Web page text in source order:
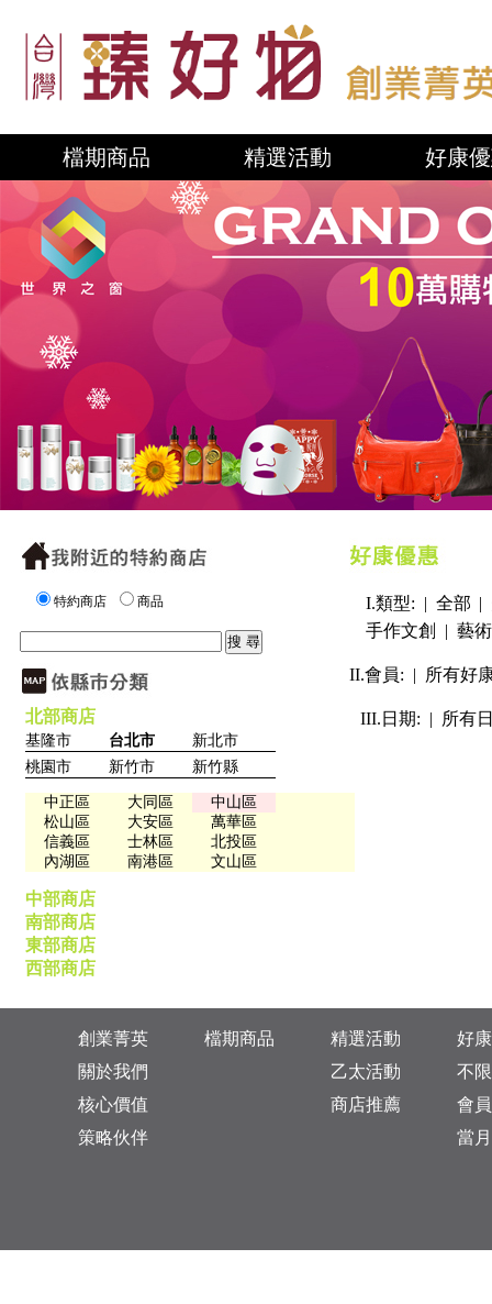
檔期商品 精選活動 好康
特約商店 商品
北部商店
基隆市 台北市
新北市
桃園市
新竹市 新竹縣
中正區 大同區
中山區
松山區
大安區
萬華區
信義區
士林區
北投區
內湖區
南港區 文山區
中部商店
南部商店
東部商店
西部商店
I.類型: | 全部 |
手作文創
| 藝
II.會員: | 所有好
III.日期: | 所有
創業菁英
關於我們
核心價值
策略伙伴
檔期商品
精選活動
乙太活動
商店推薦
好
不
會
當